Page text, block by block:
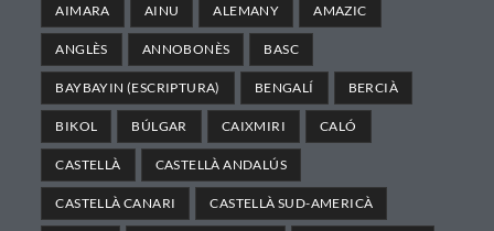
AIMARA AINU ALEMANY AMAZIC
ANGLÈS ANNOBONÈS BASC
BAYBAYIN (ESCRIPTURA) BENGALÍ BERCIÀ
BIKOL BÚLGAR CAIXMIRI CALÓ
CASTELLÀ CASTELLÀ ANDALÚS
CASTELLÀ CANARI CASTELLÀ SUD-AMERICÀ